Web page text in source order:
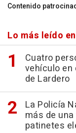
Contenido
Lo más leído
Cuatro
vehículo
de Lardero
La Policía
más de
patinetes